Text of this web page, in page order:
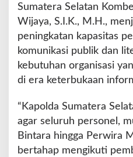
a
n
e
k
e
n
j
u
Sumatera Selatan
Wijaya, S.I.K., M.H.,
peningkatan kapasitas
komunikasi publik dan
kebutuhan organisasi
di era keterbukaan
“Kapolda Sumatera
agar seluruh personel,
Bintara hingga Perwira
bertahap mengikuti